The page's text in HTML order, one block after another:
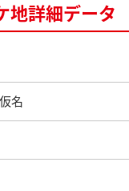
地詳細データ
名